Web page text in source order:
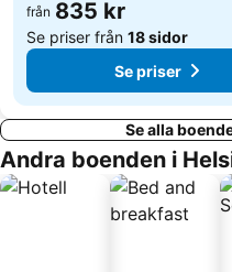
Råå Vallar
från 835 kr
Se priser från 18 sidor
Se priser
Se alla
Andra boenden i